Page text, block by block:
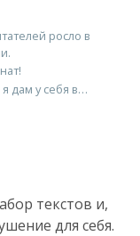
росло в
дам у себя в
текстов и,
для себя.